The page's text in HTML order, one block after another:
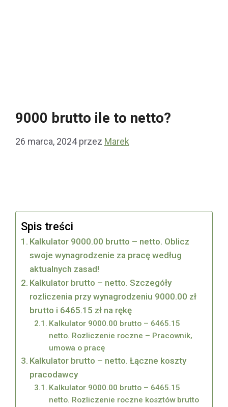
9000 brutto ile to netto?
26 marca, 2024 przez Marek
Spis treści
Kalkulator 9000.00 brutto – netto. Oblicz
swoje wynagrodzenie za pracę według
aktualnych zasad!
Kalkulator brutto – netto. Szczegóły
rozliczenia przy wynagrodzeniu 9000.00 zł
brutto i 6465.15 zł na rękę
Kalkulator 9000.00 brutto – 6465.15
netto. Rozliczenie roczne – Pracownik,
umowa o pracę
Kalkulator brutto – netto. Łączne koszty
pracodawcy
Kalkulator 9000.00 brutto – 6465.15
netto. Rozliczenie roczne kosztów brutto